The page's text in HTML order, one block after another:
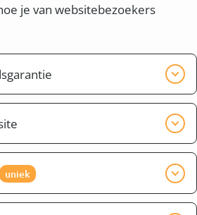
je van websitebezoekers
tevreden bent met het
er voor dat de website pas
bent.
wil je waarschijnlijk ook
Dit heet conversie. Je wilt
de omgeving
naar je website kijken, maar
uniek
verandert elke dag. Nieuwe